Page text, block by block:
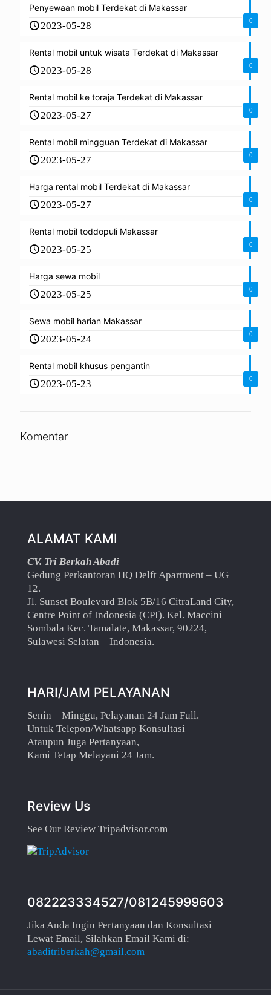
0
Penyewaan mobil Terdekat di Makassar
2023-05-28
0
Rental mobil untuk wisata Terdekat di Makassar
2023-05-28
0
Rental mobil ke toraja Terdekat di Makassar
2023-05-27
0
Rental mobil mingguan Terdekat di Makassar
2023-05-27
0
Harga rental mobil Terdekat di Makassar
2023-05-27
0
Rental mobil toddopuli Makassar
2023-05-25
0
Harga sewa mobil
2023-05-25
0
Sewa mobil harian Makassar
2023-05-24
0
Rental mobil khusus pengantin
2023-05-23
Komentar
ALAMAT KAMI
CV. Tri Berkah Abadi
Gedung Perkantoran HQ Delft Apartment – UG
12.
Jl. Sunset Boulevard Blok 5B/16 CitraLand City,
Centre Point of Indonesia (CPI). Kel. Maccini
Sombala Kec. Tamalate, Makassar, 90224,
Sulawesi Selatan – Indonesia.
HARI/JAM PELAYANAN
Senin – Minggu, Pelayanan 24 Jam Full.
Untuk Telepon/Whatsapp Konsultasi
Ataupun Juga Pertanyaan,
Kami Tetap Melayani 24 Jam.
Review Us
See Our Review Tripadvisor.com
082223334527/081245999603
Jika Anda Ingin Pertanyaan dan Konsultasi
Lewat Email, Silahkan Email Kami di:
abaditriberkah@gmail.com